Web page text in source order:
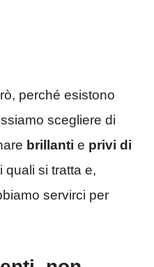
perché esistono
scegliere di
brillanti e privi di
quali si tratta e,
servirci per